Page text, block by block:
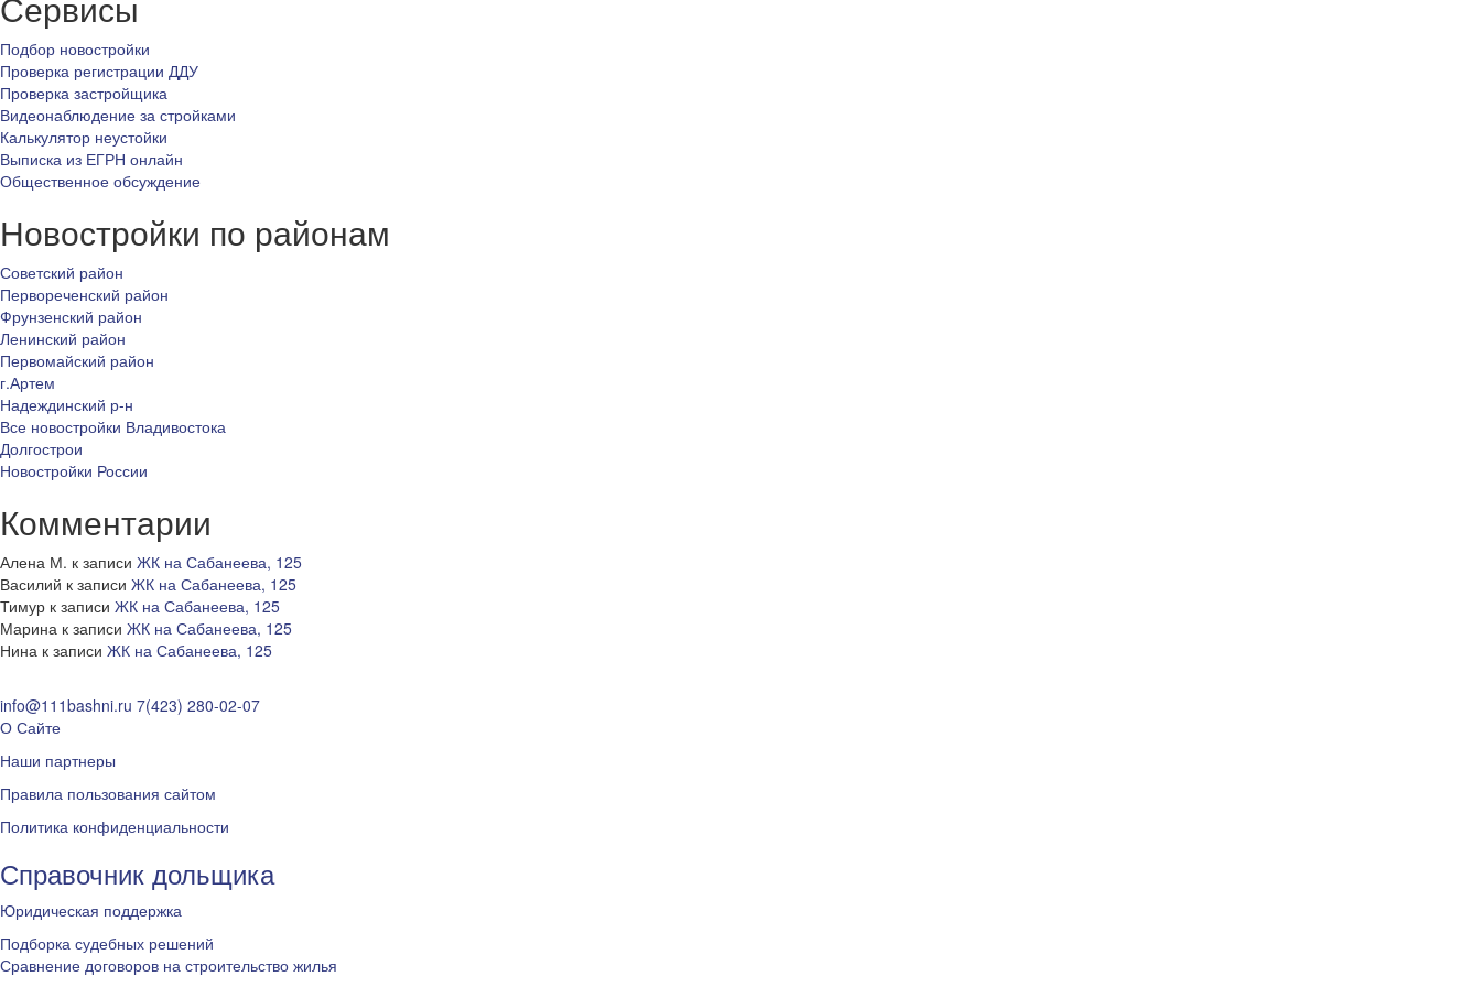
Подбор новостройки
Проверка регистрации ДДУ
Проверка застройщика
Видеонаблюдение за стройками
Калькулятор неустойки
Выписка из ЕГРН онлайн
Общественное обсуждение
Новостройки по районам
Советский район
Первореченский район
Фрунзенский район
Ленинский район
Первомайский район
г.Артем
Надеждинский р-н
Все новостройки Владивостока
Долгострои
Новостройки России
Комментарии
Алена М. к записи ЖК на Сабанеева, 125
Василий к записи ЖК на Сабанеева, 125
Тимур к записи ЖК на Сабанеева, 125
Марина к записи ЖК на Сабанеева, 125
Нина к записи ЖК на Сабанеева, 125
info@111bashni.ru 7(423) 280-02-07
О Сайте
Наши партнеры
Правила пользования сайтом
Политика конфиденциальности
Справочник дольщика
Юридическая поддержка
Подборка судебных решений
Сравнение договоров на строительство жилья